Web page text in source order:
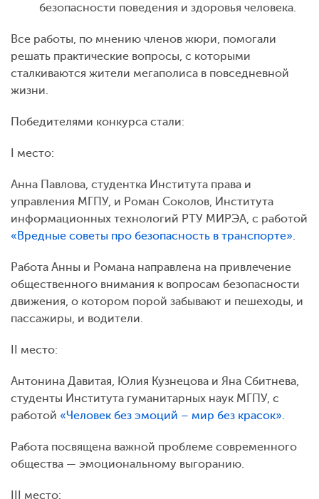
безопасности поведения и здоровья человека.
Все работы, по мнению членов жюри, помогали
решать практические вопросы, с которыми
сталкиваются жители мегаполиса в повседневной
жизни.
Победителями конкурса стали:
I место:
Анна Павлова, студентка Института права и
управления МГПУ, и Роман Соколов, Института
информационных технологий РТУ МИРЭА, с работой
«Вредные советы про безопасность в транспорте».
Работа Анны и Романа направлена на привлечение
общественного внимания к вопросам безопасности
движения, о котором порой забывают и пешеходы, и
пассажиры, и водители.
II место:
Антонина Давитая, Юлия Кузнецова и Яна Сбитнева,
студенты Института гуманитарных наук МГПУ, с
работой «Человек без эмоций – мир без красок».
Работа посвящена важной проблеме современного
общества — эмоциональному выгоранию.
III место: